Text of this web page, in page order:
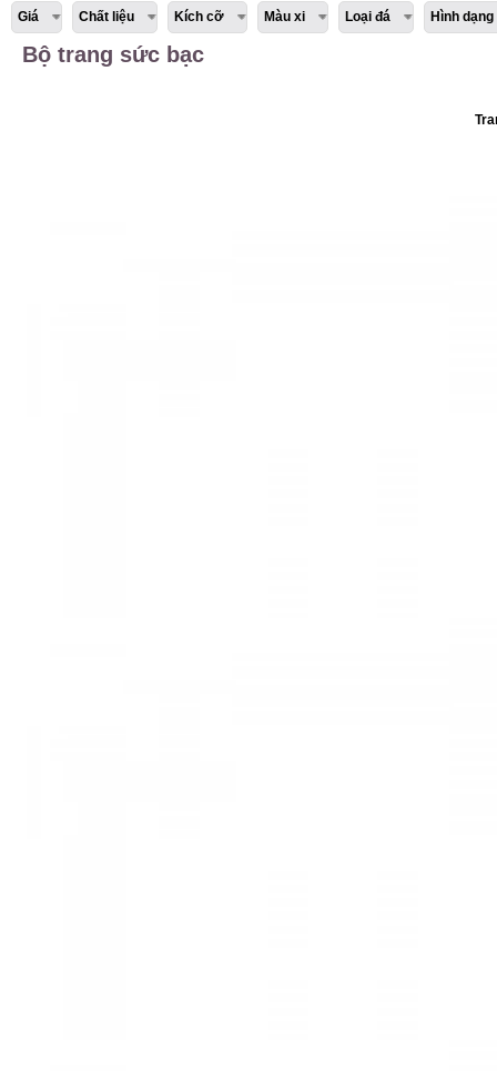
Giá Chất liệu Kích cỡ Màu xi Loại đá Hình dạng
Bộ trang sức bạc